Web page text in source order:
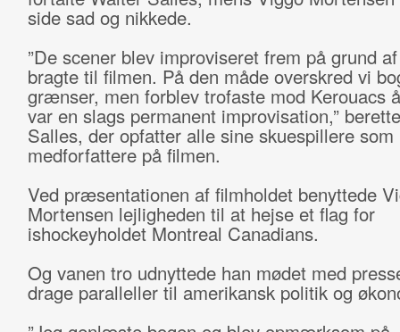
side sad og nikkede.
”De scener blev improviseret frem på grund
bragte til filmen. På den måde overskred vi
grænser, men forblev trofaste mod Kerouacs
var en slags permanent improvisation,”
Salles, der opfatter alle sine skuespillere som
medforfattere på filmen.
Ved præsentationen af filmholdet benyttede
Mortensen lejligheden til at hejse et flag for
ishockeyholdet Montreal Canadians.
Og vanen tro udnyttede han mødet med
drage paralleller til amerikansk politik og